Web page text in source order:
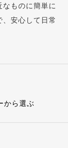
ものに簡単に
安心して日常
から選ぶ